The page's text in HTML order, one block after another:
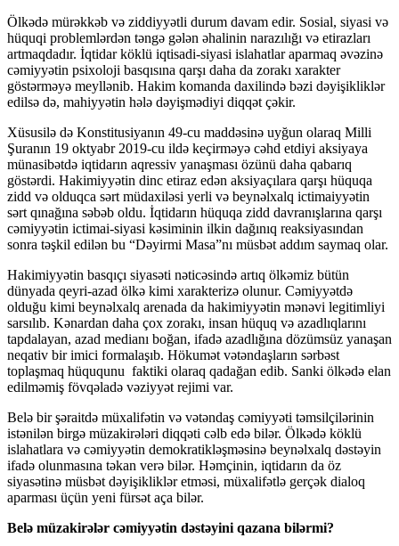
Ölkədə mürəkkəb və ziddiyyətli durum davam edir. Sosial, siyasi və
hüquqi problemlərdən təngə gələn əhalinin narazılığı və etirazları
artmaqdadır. İqtidar köklü iqtisadi-siyasi islahatlar aparmaq əvəzinə
cəmiyyətin psixoloji basqısına qarşı daha da zorakı xarakter
göstərməyə meyllənib. Hakim komanda daxilində bəzi dəyişikliklər
edilsə də, mahiyyətin hələ dəyişmədiyi diqqət çəkir.
Xüsusilə də Konstitusiyanın 49-cu maddəsinə uyğun olaraq Milli
Şuranın 19 oktyabr 2019-cu ildə keçirməyə cəhd etdiyi aksiyaya
münasibətdə iqtidarın aqressiv yanaşması özünü daha qabarıq
göstərdi. Hakimiyyətin dinc etiraz edən aksiyaçılara qarşı hüquqa
zidd və olduqca sərt müdaxiləsi yerli və beynəlxalq ictimaiyyətin
sərt qınağına səbəb oldu. İqtidarın hüquqa zidd davranışlarına qarşı
cəmiyyətin ictimai-siyasi kəsiminin ilkin dağınıq reaksiyasından
sonra təşkil edilən bu “Dəyirmi Masa”nı müsbət addım saymaq olar.
Hakimiyyətin basqıçı siyasəti nəticəsində artıq ölkəmiz bütün
dünyada qeyri-azad ölkə kimi xarakterizə olunur. Cəmiyyətdə
olduğu kimi beynəlxalq arenada da hakimiyyətin mənəvi legitimliyi
sarsılıb. Kənardan daha çox zorakı, insan hüquq və azadlıqlarını
tapdalayan, azad medianı boğan, ifadə azadlığına dözümsüz yanaşan
neqativ bir imici formalaşıb. Hökumət vətəndaşların sərbəst
toplaşmaq hüququnu faktiki olaraq qadağan edib. Sanki ölkədə elan
edilməmiş fövqəladə vəziyyət rejimi var.
Belə bir şəraitdə müxalifətin və vətəndaş cəmiyyəti təmsilçilərinin
istənilən birgə müzakirələri diqqəti cəlb edə bilər. Ölkədə köklü
islahatlara və cəmiyyətin demokratikləşməsinə beynəlxalq dəstəyin
ifadə olunmasına təkan verə bilər. Həmçinin, iqtidarın da öz
siyasətinə müsbət dəyişikliklər etməsi, müxalifətlə gerçək dialoq
aparması üçün yeni fürsət aça bilər.
Belə müzakirələr cəmiyyətin dəstəyini qazana bilərmi?